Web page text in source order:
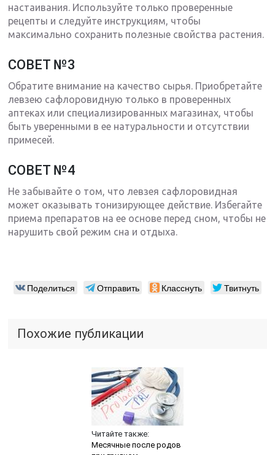
настаивания. Используйте только проверенные
рецепты и следуйте инструкциям, чтобы
максимально сохранить полезные свойства растения.
СОВЕТ №3
Обратите внимание на качество сырья. Приобретайте
левзею сафлоровидную только в проверенных
аптеках или специализированных магазинах, чтобы
быть уверенными в ее натуральности и отсутствии
примесей.
СОВЕТ №4
Не забывайте о том, что левзея сафлоровидная
может оказывать тонизирующее действие. Избегайте
приема препаратов на ее основе перед сном, чтобы не
нарушить свой режим сна и отдыха.
Поделиться Отправить Класснуть Твитнуть
Похожие публикации
Читайте также:
Месячные после родов